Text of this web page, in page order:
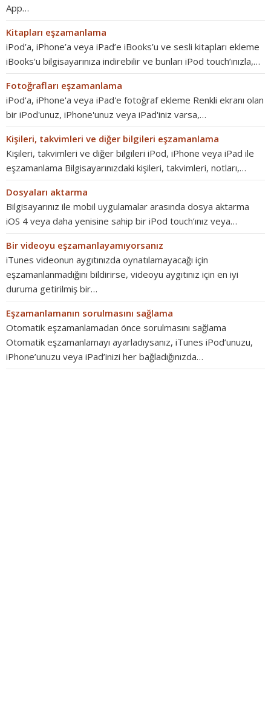
App…
Kitapları eşzamanlama
iPod’a, iPhone’a veya iPad’e iBooks’u ve sesli kitapları ekleme
iBooks'u bilgisayarınıza indirebilir ve bunları iPod touch’ınızla,…
Fotoğrafları eşzamanlama
iPod'a, iPhone'a veya iPad'e fotoğraf ekleme Renkli ekranı olan
bir iPod'unuz, iPhone'unuz veya iPad'iniz varsa,…
Kişileri, takvimleri ve diğer bilgileri eşzamanlama
Kişileri, takvimleri ve diğer bilgileri iPod, iPhone veya iPad ile
eşzamanlama Bilgisayarınızdaki kişileri, takvimleri, notları,…
Dosyaları aktarma
Bilgisayarınız ile mobil uygulamalar arasında dosya aktarma
iOS 4 veya daha yenisine sahip bir iPod touch’ınız veya…
Bir videoyu eşzamanlayamıyorsanız
iTunes videonun aygıtınızda oynatılamayacağı için
eşzamanlanmadığını bildirirse, videoyu aygıtınız için en iyi
duruma getirilmiş bir…
Eşzamanlamanın sorulmasını sağlama
Otomatik eşzamanlamadan önce sorulmasını sağlama
Otomatik eşzamanlamayı ayarladıysanız, iTunes iPod’unuzu,
iPhone’unuzu veya iPad’inizi her bağladığınızda…